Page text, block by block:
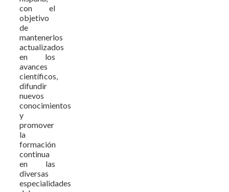
con el
objetivo
de
mantenerlos
actualizados
en los
avances
científicos,
difundir
nuevos
conocimientos
y
promover
la
formación
continua
en las
diversas
especialidades